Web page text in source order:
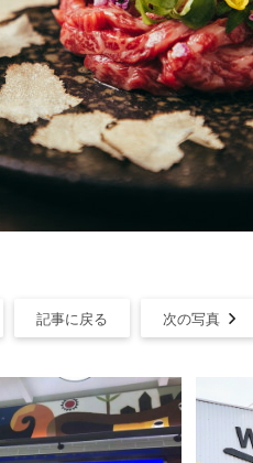
記事に戻る 次の写真